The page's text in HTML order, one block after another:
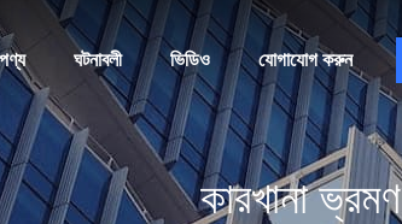
ঘটনাবলী ভিডিও যোগাযোগ করুন
কারখানা ভ্রমণ